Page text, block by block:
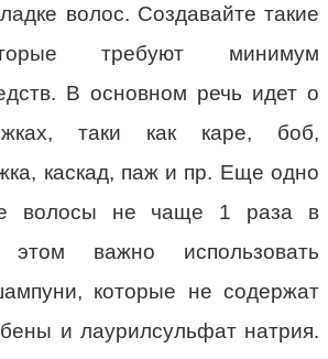
волос. Создавайте такие
требуют минимум
В основном речь идет о
таки как каре, боб,
каскад, паж и пр. Еще одно
волосы не чаще 1 раза в
важно использовать
которые не содержат
и лаурилсульфат натрия.